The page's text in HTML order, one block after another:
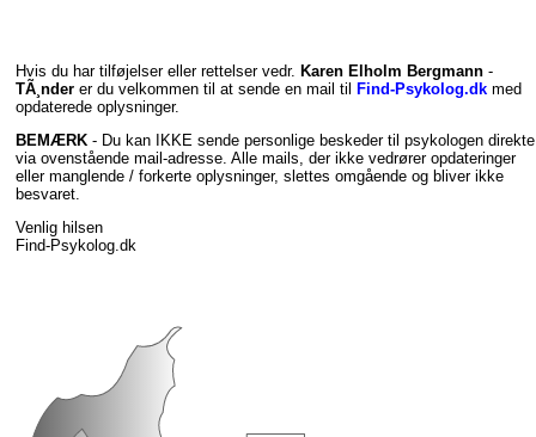
Hvis du har tilføjelser eller rettelser vedr. Karen Elholm Bergmann -
TÃ¸nder er du velkommen til at sende en mail til Find-Psykolog.dk med
opdaterede oplysninger.
BEMÆRK - Du kan IKKE sende personlige beskeder til psykologen direkte
via ovenstående mail-adresse. Alle mails, der ikke vedrører opdateringer
eller manglende / forkerte oplysninger, slettes omgående og bliver ikke
besvaret.
Venlig hilsen
Find-Psykolog.dk